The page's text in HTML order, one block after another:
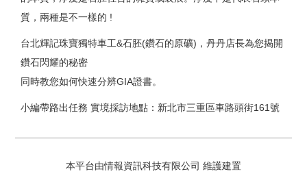
質，兩種是不一樣的 !
台北輝記珠寶獨特車工&石胚(鑽石的原礦)，丹丹店長為您揭開
鑽石閃耀的秘密
同時教您如何快速分辨GIA證書。
小編帶路出任務 實境採訪地點：新北市三重區車路頭街161號
本平台由情報資訊科技有限公司 維護建置